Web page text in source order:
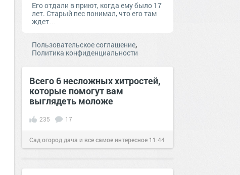
Его отдали в приют, когда ему было 17
лет. Старый пес понимал, что его там
ждет…
Пользовательское соглашение,
Политика конфиденциальности
Всего 6 несложных хитростей,
которые помогут вам
выглядеть моложе
235 17
Сад огород дача и все самое интересное 11:44